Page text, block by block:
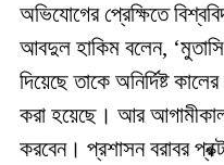
অভিযোগের প্রেক্ষিতে
আবদুল হাকিম বলেন,
দিয়েছে তাকে অনির্দিষ্ট
করা হয়েছে। আর
করবেন। প্রশাসন বরাবর